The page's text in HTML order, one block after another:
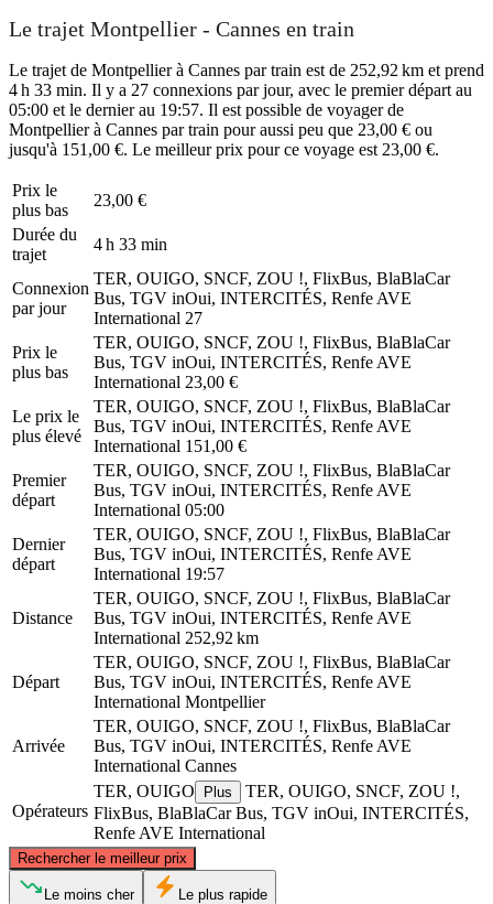
Le trajet Montpellier - Cannes en train
Le trajet de Montpellier à Cannes par train est de 252,92 km et prend
4 h 33 min. Il y a 27 connexions par jour, avec le premier départ au
05:00 et le dernier au 19:57. Il est possible de voyager de
Montpellier à Cannes par train pour aussi peu que 23,00 € ou
jusqu'à 151,00 €. Le meilleur prix pour ce voyage est 23,00 €.
Prix ​​le
plus bas
23,00 €
Durée du
trajet
4 h 33 min
Connexion
par jour
TER, OUIGO, SNCF, ZOU !, FlixBus, BlaBlaCar
Bus, TGV inOui, INTERCITÉS, Renfe AVE
International 27
Prix ​​le
plus bas
TER, OUIGO, SNCF, ZOU !, FlixBus, BlaBlaCar
Bus, TGV inOui, INTERCITÉS, Renfe AVE
International 23,00 €
Le prix le
plus élevé
TER, OUIGO, SNCF, ZOU !, FlixBus, BlaBlaCar
Bus, TGV inOui, INTERCITÉS, Renfe AVE
International 151,00 €
Premier
départ
TER, OUIGO, SNCF, ZOU !, FlixBus, BlaBlaCar
Bus, TGV inOui, INTERCITÉS, Renfe AVE
International 05:00
Dernier
départ
TER, OUIGO, SNCF, ZOU !, FlixBus, BlaBlaCar
Bus, TGV inOui, INTERCITÉS, Renfe AVE
International 19:57
Distance
TER, OUIGO, SNCF, ZOU !, FlixBus, BlaBlaCar
Bus, TGV inOui, INTERCITÉS, Renfe AVE
International 252,92 km
Départ
TER, OUIGO, SNCF, ZOU !, FlixBus, BlaBlaCar
Bus, TGV inOui, INTERCITÉS, Renfe AVE
International Montpellier
Arrivée
TER, OUIGO, SNCF, ZOU !, FlixBus, BlaBlaCar
Bus, TGV inOui, INTERCITÉS, Renfe AVE
International Cannes
Opérateurs
TER, OUIGO Plus
TER, OUIGO, SNCF, ZOU !,
FlixBus, BlaBlaCar Bus, TGV inOui, INTERCITÉS,
Renfe AVE International
Rechercher le meilleur prix
©CARTO
Le moins cher Le plus rapide